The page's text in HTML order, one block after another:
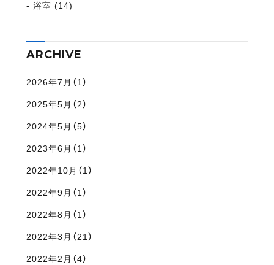
浴室 (14)
ARCHIVE
2026年7月（1）
2025年5月（2）
2024年5月（5）
2023年6月（1）
2022年10月（1）
2022年9月（1）
2022年8月（1）
2022年3月（21）
2022年2月（4）